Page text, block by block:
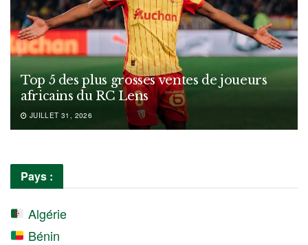
Top 5 des plus grosses ventes de joueurs
africains du RC Lens
JUILLET 31, 2026
Pays :
Algérie
Bénin